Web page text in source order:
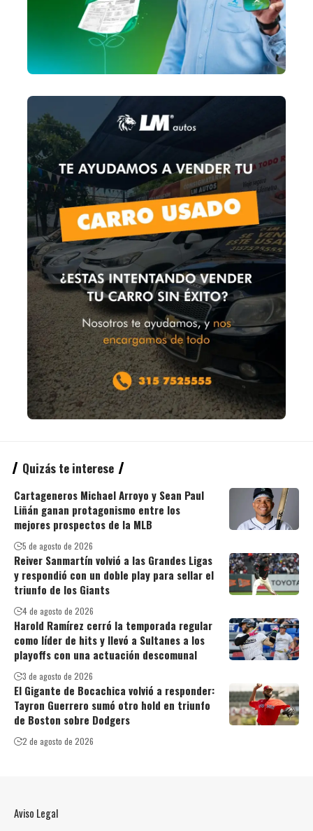
Quizás te interese
Cartageneros Michael Arroyo y Sean Paul
Liñán ganan protagonismo entre los
mejores prospectos de la MLB
5 de agosto de 2026
Reiver Sanmartín volvió a las Grandes Ligas
y respondió con un doble play para sellar el
triunfo de los Giants
4 de agosto de 2026
Harold Ramírez cerró la temporada regular
como líder de hits y llevó a Sultanes a los
playoffs con una actuación descomunal
3 de agosto de 2026
El Gigante de Bocachica volvió a responder:
Tayron Guerrero sumó otro hold en triunfo
de Boston sobre Dodgers
2 de agosto de 2026
Aviso Legal